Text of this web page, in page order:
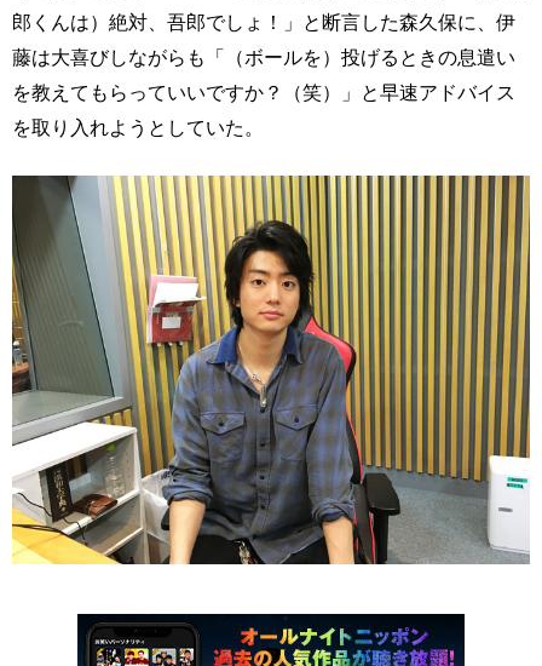
郎くんは）絶対、吾郎でしょ！」と断言した森久保に、伊
藤は大喜びしながらも「（ボールを）投げるときの息遣い
を教えてもらっていいですか？（笑）」と早速アドバイス
を取り入れようとしていた。